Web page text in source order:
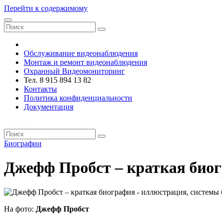
Перейти к содержимому
Обслуживание видеонаблюдения
Монтаж и ремонт видеонаблюдения
Охранный Видеомониторинг
Тел. 8 915 894 13 82
Контакты
Политика конфиденциальности
Документация
Биографии
Джефф Пробст – краткая
На фото: Джефф Пробст